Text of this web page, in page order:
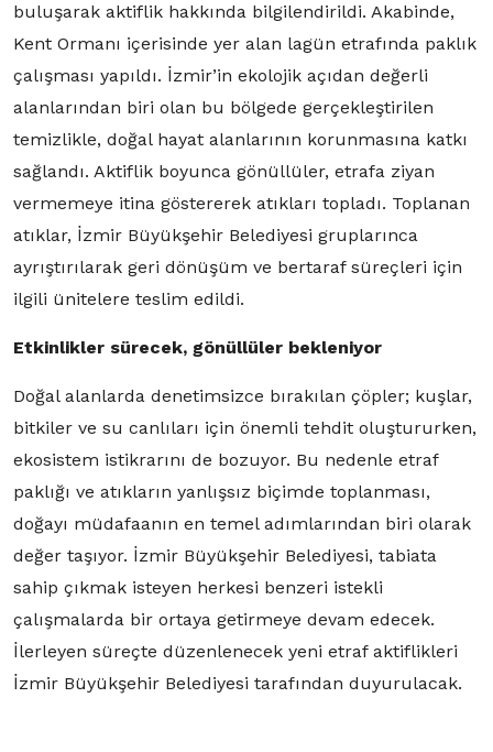
buluşarak aktiflik hakkında bilgilendirildi. Akabinde,
Kent Ormanı içerisinde yer alan lagün etrafında paklık
çalışması yapıldı. İzmir’in ekolojik açıdan değerli
alanlarından biri olan bu bölgede gerçekleştirilen
temizlikle, doğal hayat alanlarının korunmasına katkı
sağlandı. Aktiflik boyunca gönüllüler, etrafa ziyan
vermemeye itina göstererek atıkları topladı. Toplanan
atıklar, İzmir Büyükşehir Belediyesi gruplarınca
ayrıştırılarak geri dönüşüm ve bertaraf süreçleri için
ilgili ünitelere teslim edildi.
Etkinlikler sürecek, gönüllüler bekleniyor
Doğal alanlarda denetimsizce bırakılan çöpler; kuşlar,
bitkiler ve su canlıları için önemli tehdit oluştururken,
ekosistem istikrarını de bozuyor. Bu nedenle etraf
paklığı ve atıkların yanlışsız biçimde toplanması,
doğayı müdafaanın en temel adımlarından biri olarak
değer taşıyor. İzmir Büyükşehir Belediyesi, tabiata
sahip çıkmak isteyen herkesi benzeri istekli
çalışmalarda bir ortaya getirmeye devam edecek.
İlerleyen süreçte düzenlenecek yeni etraf aktiflikleri
İzmir Büyükşehir Belediyesi tarafından duyurulacak.